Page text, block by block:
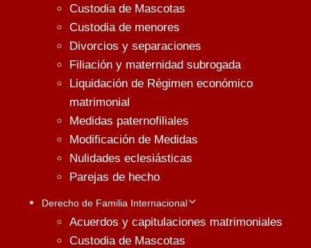
Custodia de Mascotas
Custodia de menores
Divorcios y separaciones
Filiación y maternidad subrogada
Liquidación de Régimen económico
matrimonial
Medidas paternofiliales
Modificación de Medidas
Nulidades eclesiásticas
Parejas de hecho
Derecho de Familia Internacional
Acuerdos y capitulaciones matrimoniales
Custodia de Mascotas